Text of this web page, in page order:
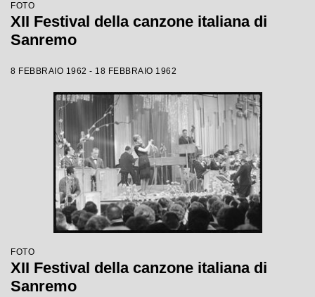
FOTO
XII Festival della canzone italiana di
Sanremo
8 FEBBRAIO 1962 - 18 FEBBRAIO 1962
FOTO
XII Festival della canzone italiana di
Sanremo